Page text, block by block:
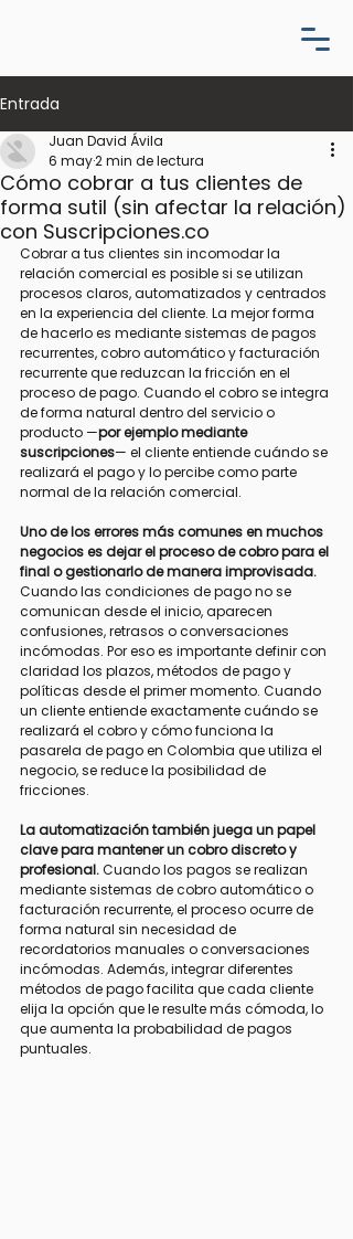
Entrada
Cómo cobrar a tus clientes de
forma sutil (sin afectar la relación)
con Suscripciones.co
Juan David Ávila
6 may2 min de lectura
Cobrar a tus clientes sin incomodar la
relación comercial es posible si se utilizan
procesos claros, automatizados y centrados
en la experiencia del cliente. La mejor forma
de hacerlo es mediante sistemas de pagos
recurrentes, cobro automático y facturación
recurrente que reduzcan la fricción en el
proceso de pago. Cuando el cobro se integra
de forma natural dentro del servicio o
producto —por ejemplo mediante
suscripciones— el cliente entiende cuándo se
realizará el pago y lo percibe como parte
normal de la relación comercial.
Uno de los errores más comunes en muchos
negocios es dejar el proceso de cobro para el
final o gestionarlo de manera improvisada.
Cuando las condiciones de pago no se
comunican desde el inicio, aparecen
confusiones, retrasos o conversaciones
incómodas. Por eso es importante definir con
claridad los plazos, métodos de pago y
políticas desde el primer momento. Cuando
un cliente entiende exactamente cuándo se
realizará el cobro y cómo funciona la
pasarela de pago en Colombia que utiliza el
negocio, se reduce la posibilidad de
fricciones.
La automatización también juega un papel
clave para mantener un cobro discreto y
profesional. Cuando los pagos se realizan
mediante sistemas de cobro automático o
facturación recurrente, el proceso ocurre de
forma natural sin necesidad de
recordatorios manuales o conversaciones
incómodas. Además, integrar diferentes
métodos de pago facilita que cada cliente
elija la opción que le resulte más cómoda, lo
que aumenta la probabilidad de pagos
puntuales.